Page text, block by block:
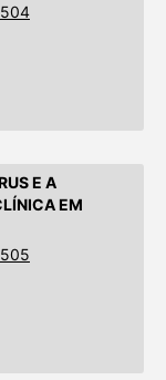
E A
EM